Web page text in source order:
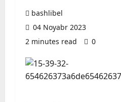
bashlibel
04 Noyabr 2023
2 minutes read
0